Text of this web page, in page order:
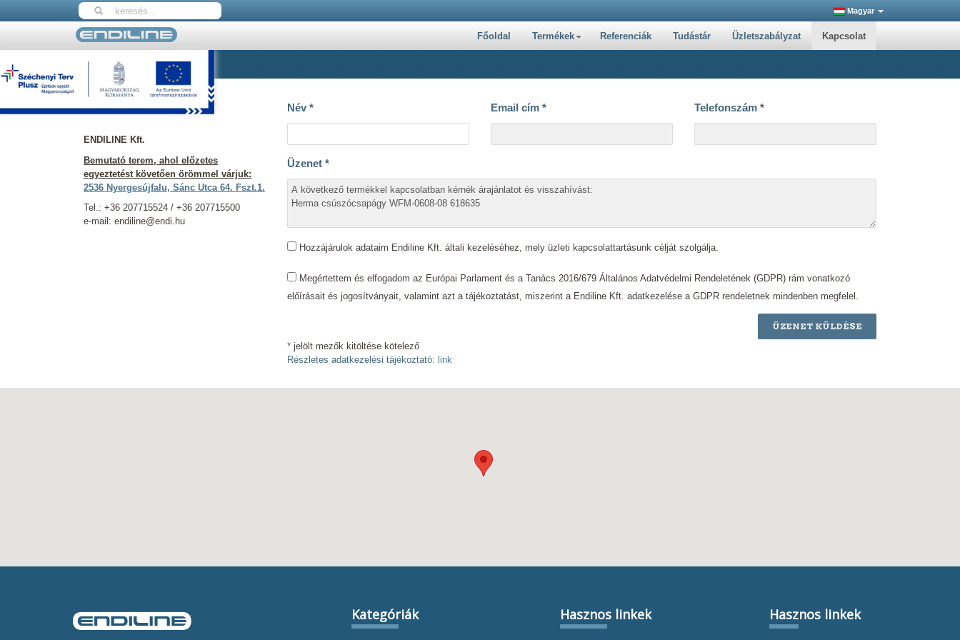
Magyar
Főoldal Termékek Referenciák Tudástár Üzletszabályzat Kapcsolat
Nyitólap Kapcsolat
Elérhetőségeink
ENDILINE Kft.
Bemutató terem, ahol előzetes
egyeztetést követően örömmel várjuk:
2536 Nyergesújfalu, Sánc Utca 64. Fszt.1.
Tel.: +36 207715524 / +36 207715500
e-mail: endiline@endi.hu
Név * Email cím * Telefonszám *
Üzenet *
Hozzájárulok adataim Endiline Kft. általi kezeléséhez, mely üzleti kapcsolattartásunk célját szolgálja.
Megértettem és elfogadom az Európai Parlament és a Tanács 2016/679 Általános Adatvédelmi Rendeletének (GDPR) rám vonatkozó
előírásait és jogosítványait, valamint azt a tájékoztatást, miszerint a Endiline Kft. adatkezelése a GDPR rendeletnek mindenben megfelel.
ÜZENET KÜLDÉSE
* jelölt mezők kitöltése kötelező
Részletes adatkezelési tájékoztató: link
Kategóriák Hasznos linkek Hasznos linkek